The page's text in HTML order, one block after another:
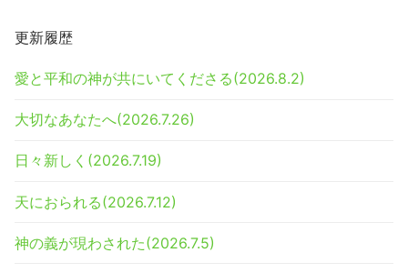
更新履歴
愛と平和の神が共にいてくださる(2026.8.2)
大切なあなたへ(2026.7.26)
日々新しく(2026.7.19)
天におられる(2026.7.12)
神の義が現わされた(2026.7.5)